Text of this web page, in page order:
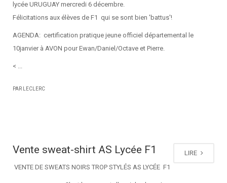
lycée URUGUAY mercredi 6 décembre.
Félicitations aux élèves de F1 qui se sont bien 'battus'!
AGENDA: certification pratique jeune officiel départemental le
10janvier à AVON pour Ewan/Daniel/Octave et Pierre.
< ...
PAR LECLERC
LIRE
Vente sweat-shirt AS Lycée F1
VENTE DE SWEATS NOIRS TROP STYLÉS AS LYCÉE F1